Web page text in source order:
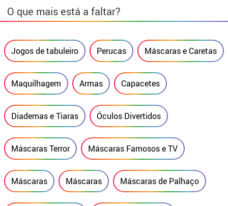
O que mais está a faltar?
Jogos de tabuleiro Perucas Máscaras e Caretas
Maquilhagem Armas Capacetes
Diademas e Tiaras Óculos Divertidos
Máscaras Terror Máscaras Famosos e TV
Máscaras Máscaras Máscaras de Palhaço